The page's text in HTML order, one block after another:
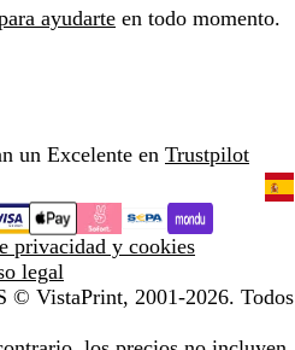
ayudarte en todo momento.
un Excelente en Trustpilot
privacidad y cookies
legal
© VistaPrint, 2001-2026. Todos